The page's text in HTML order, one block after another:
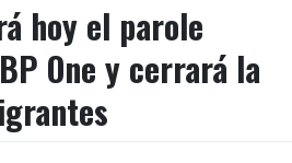
hoy el parole
One y cerrará la